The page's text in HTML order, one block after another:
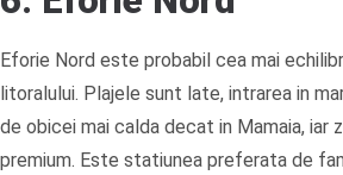
Eforie Nord este probabil cea mai
litoralului. Plajele sunt late, intrarea in
de obicei mai calda decat in Mamaia, iar
premium. Este statiunea preferata de